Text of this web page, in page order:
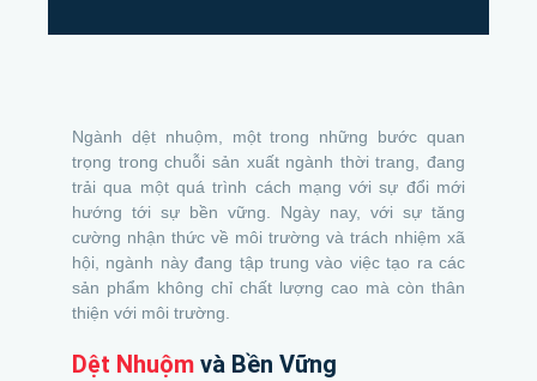
Ngành dệt nhuộm, một trong những bước quan
trọng trong chuỗi sản xuất ngành thời trang, đang
trải qua một quá trình cách mạng với sự đổi mới
hướng tới sự bền vững. Ngày nay, với sự tăng
cường nhận thức về môi trường và trách nhiệm xã
hội, ngành này đang tập trung vào việc tạo ra các
sản phẩm không chỉ chất lượng cao mà còn thân
thiện với môi trường.
Dệt Nhuộm và Bền Vững